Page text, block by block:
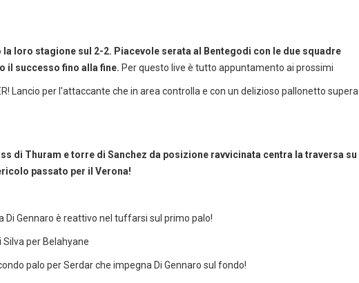
la loro stagione sul 2-2. Piacevole serata al Bentegodi con le due squadre
il successo fino alla fine. Per questo live è tutto appuntamento ai prossimi
Lancio per l'attaccante che in area controlla e con un delizioso pallonetto supera
di Thuram e torre di Sanchez da posizione ravvicinata centra la traversa su
passato per il Verona!
Di Gennaro è reattivo nel tuffarsi sul primo palo!
per Belahyane
palo per Serdar che impegna Di Gennaro sul fondo!